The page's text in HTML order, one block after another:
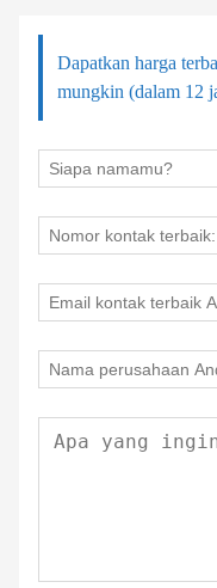
Dapatkan harga
mungkin (dalam 12